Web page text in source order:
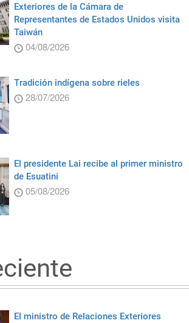
Exteriores de la Cámara de
Representantes de Estados Unidos visita
Taiwán
04/08/2026
Tradición indígena sobre rieles
28/07/2026
El presidente Lai recibe al primer ministro
de Esuatini
05/08/2026
El ministro de Relaciones Exteriores